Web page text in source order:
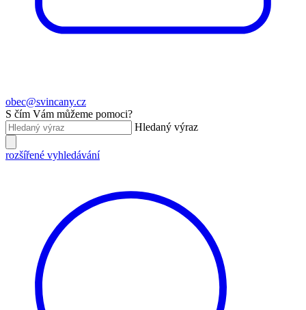
obec@svincany.cz
S čím Vám můžeme pomoci?
Hledaný výraz
rozšířené vyhledávání